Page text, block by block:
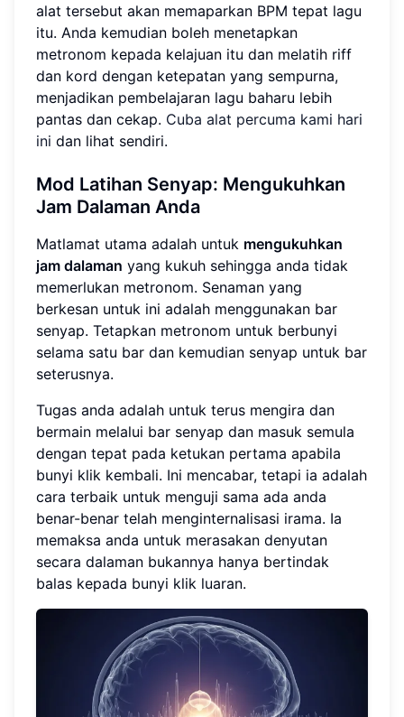
alat tersebut akan memaparkan BPM tepat lagu
itu. Anda kemudian boleh menetapkan
metronom kepada kelajuan itu dan melatih riff
dan kord dengan ketepatan yang sempurna,
menjadikan pembelajaran lagu baharu lebih
pantas dan cekap. Cuba alat percuma kami hari
ini dan lihat sendiri.
Mod Latihan Senyap: Mengukuhkan
Jam Dalaman Anda
Matlamat utama adalah untuk mengukuhkan
jam dalaman yang kukuh sehingga anda tidak
memerlukan metronom. Senaman yang
berkesan untuk ini adalah menggunakan bar
senyap. Tetapkan metronom untuk berbunyi
selama satu bar dan kemudian senyap untuk bar
seterusnya.
Tugas anda adalah untuk terus mengira dan
bermain melalui bar senyap dan masuk semula
dengan tepat pada ketukan pertama apabila
bunyi klik kembali. Ini mencabar, tetapi ia adalah
cara terbaik untuk menguji sama ada anda
benar-benar telah menginternalisasi irama. Ia
memaksa anda untuk merasakan denyutan
secara dalaman bukannya hanya bertindak
balas kepada bunyi klik luaran.